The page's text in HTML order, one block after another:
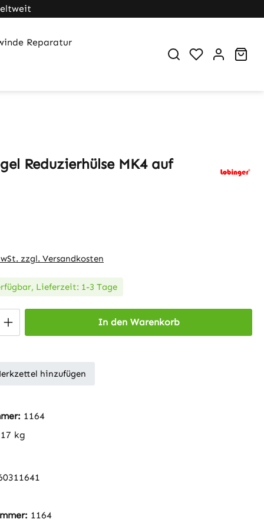
Reparatur
Du hast 0
Reduzierhülse MK4 auf
zzgl. Versandkosten
Lieferzeit: 1-3 Tage
Anzahl: Gib den gewünschten Wert
In den Warenkorb
hinzufügen
1164
kg
1164